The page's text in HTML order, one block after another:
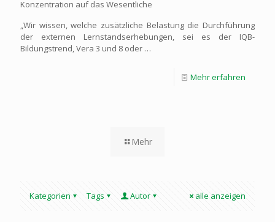
Konzentration auf das Wesentliche
„Wir wissen, welche zusätzliche Belastung die Durchführung
der externen Lernstandserhebungen, sei es der IQB-
Bildungstrend, Vera 3 und 8 oder …
Mehr erfahren
Mehr
Kategorien Tags Autor alle anzeigen